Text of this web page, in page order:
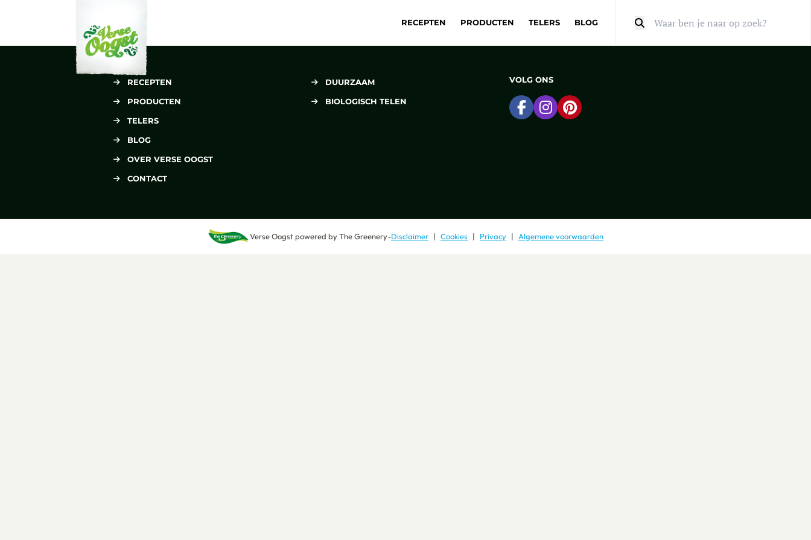
RECEPTEN PRODUCTEN TELERS BLOG
RECEPTEN
PRODUCTEN
TELERS
BLOG
OVER VERSE OOGST
CONTACT
DUURZAAM
BIOLOGISCH TELEN
VOLG ONS
Ga naar Facebook
Ga naar Instagram
Ga naar Pinterest
Verse Oogstpowered byThe Greenery-Disclaimer Cookies Privacy Algemene voorwaarden